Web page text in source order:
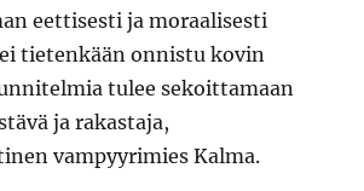
eettisesti ja moraalisesti
tietenkään onnistu kovin
tulee sekoittamaan
ja rakastaja,
vampyyrimies Kalma.